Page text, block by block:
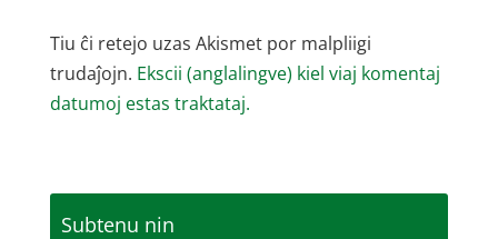
Tiu ĉi retejo uzas Akismet por malpliigi
trudaĵojn. Ekscii (anglalingve) kiel viaj komentaj
datumoj estas traktataj.
Subtenu nin